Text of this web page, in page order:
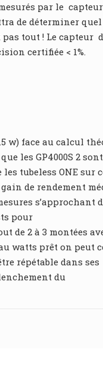
par le
de déterminer
tout ! Le capteur
certifiée < 1%.
w) face au calcul
les GP4000S 2 sont
tubeless ONE sur
de rendement
s’approchant
pour
de 2 à 3 montées
watts prêt on peut
répétable dans ses
du